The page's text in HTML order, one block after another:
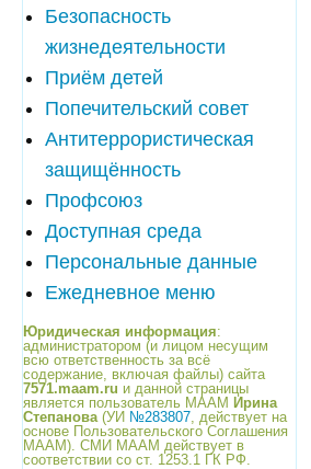
Безопасность
жизнедеятельности
Приём детей
Попечительский совет
Антитеррористическая
защищённость
Профсоюз
Доступная среда
Персональные данные
Ежедневное меню
Юридическая информация:
администратором (и лицом несущим
всю ответственность за всё
содержание, включая файлы) сайта
7571.maam.ru и данной страницы
является пользователь МААМ Ирина
Степанова(УИ №283807, действует на
основе Пользовательского Соглашения
МААМ). СМИ МААМ действует в
соответствии со ст. 1253.1 ГК РФ.